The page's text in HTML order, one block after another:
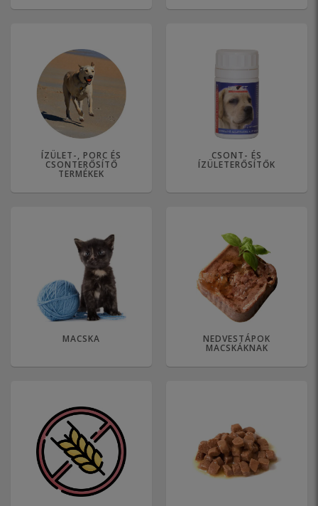
ÍZÜLET-, PORC ÉS
CSONTERŐSÍTŐ
TERMÉKEK
CSONT- ÉS
ÍZÜLETERŐSÍTŐK
MACSKA NEDVESTÁPOK
MACSKÁKNAK